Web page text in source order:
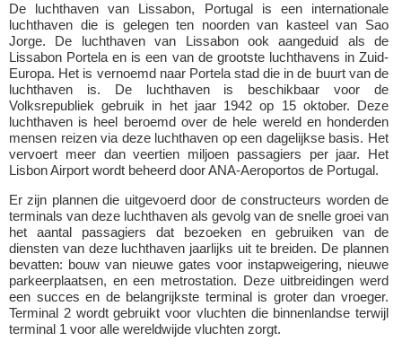
De luchthaven van Lissabon, Portugal is een internationale
luchthaven die is gelegen ten noorden van kasteel van Sao
Jorge. De luchthaven van Lissabon ook aangeduid als de
Lissabon Portela en is een van de grootste luchthavens in Zuid-
Europa. Het is vernoemd naar Portela stad die in de buurt van de
luchthaven is. De luchthaven is beschikbaar voor de
Volksrepubliek gebruik in het jaar 1942 op 15 oktober. Deze
luchthaven is heel beroemd over de hele wereld en honderden
mensen reizen via deze luchthaven op een dagelijkse basis. Het
vervoert meer dan veertien miljoen passagiers per jaar. Het
Lisbon Airport wordt beheerd door ANA-Aeroportos de Portugal.
Er zijn plannen die uitgevoerd door de constructeurs worden de
terminals van deze luchthaven als gevolg van de snelle groei van
het aantal passagiers dat bezoeken en gebruiken van de
diensten van deze luchthaven jaarlijks uit te breiden. De plannen
bevatten: bouw van nieuwe gates voor instapweigering, nieuwe
parkeerplaatsen, en een metrostation. Deze uitbreidingen werd
een succes en de belangrijkste terminal is groter dan vroeger.
Terminal 2 wordt gebruikt voor vluchten die binnenlandse terwijl
terminal 1 voor alle wereldwijde vluchten zorgt.